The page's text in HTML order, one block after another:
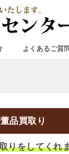
よくあるご質
品買取り
りをしてくれ